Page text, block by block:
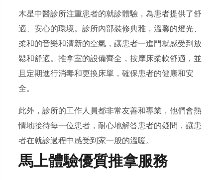
木星中醫診所注重患者的就診體驗，為患者提供了舒
適、安心的環境。診所內部裝修典雅，溫馨的燈光、
柔和的音樂和清新的空氣，讓患者一進門就感受到放
鬆和舒適。推拿室的設備齊全，按摩床柔軟舒適，並
且定期進行消毒和更換床單，確保患者的健康和安
全。
此外，診所的工作人員都非常友善和專業，他們會熱
情地接待每一位患者，耐心地解答患者的疑問，讓患
者在就診過程中感受到家一般的溫暖。
馬上體驗優質推拿服務